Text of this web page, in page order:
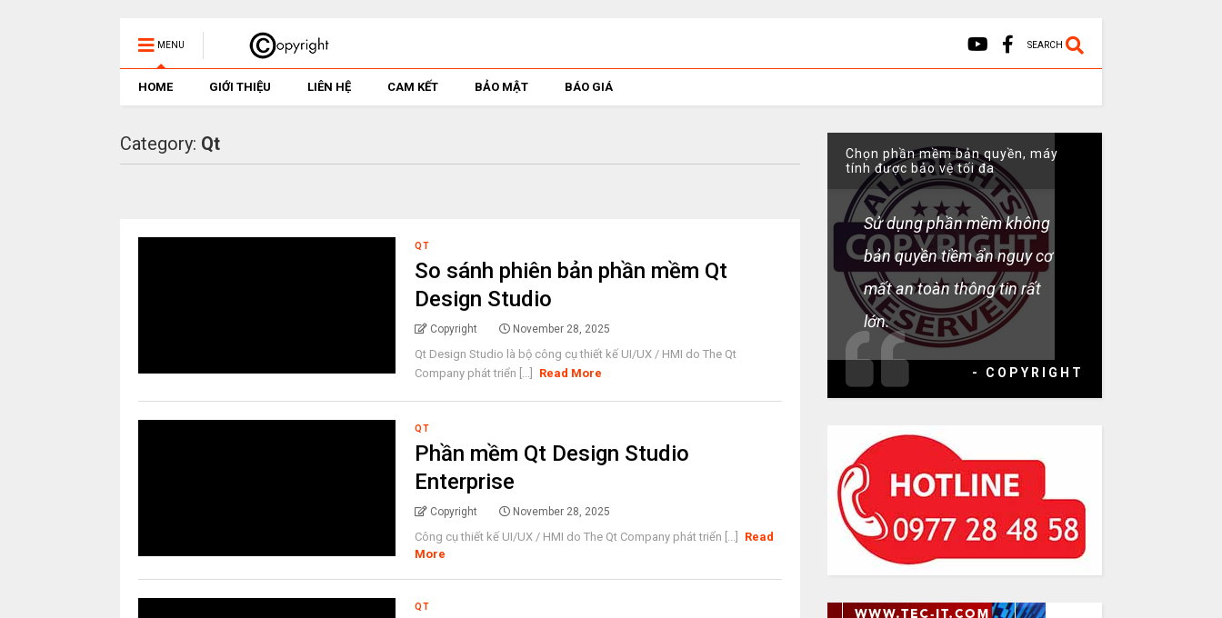
MENU SEARCH
HOME GIỚI THIỆU LIÊN HỆ CAM KẾT BẢO MẬT BÁO GIÁ
Category: Qt
QT
So sánh phiên bản phần mềm Qt
Design Studio
Copyright November 28, 2025
Qt Design Studio là bộ công cụ thiết kế UI/UX / HMI do The Qt
Company phát triển [...]
Read More
QT
Phần mềm Qt Design Studio
Enterprise
Copyright November 28, 2025
Công cụ thiết kế UI/UX / HMI do The Qt Company phát triển [...]
Read
More
QT
Chọn phần mềm bản quyền, máy
tính được bảo vệ tối đa
Sử dụng phần mềm không
bản quyền tiềm ẩn nguy cơ
mất an toàn thông tin rất
lớn.
- COPYRIGHT